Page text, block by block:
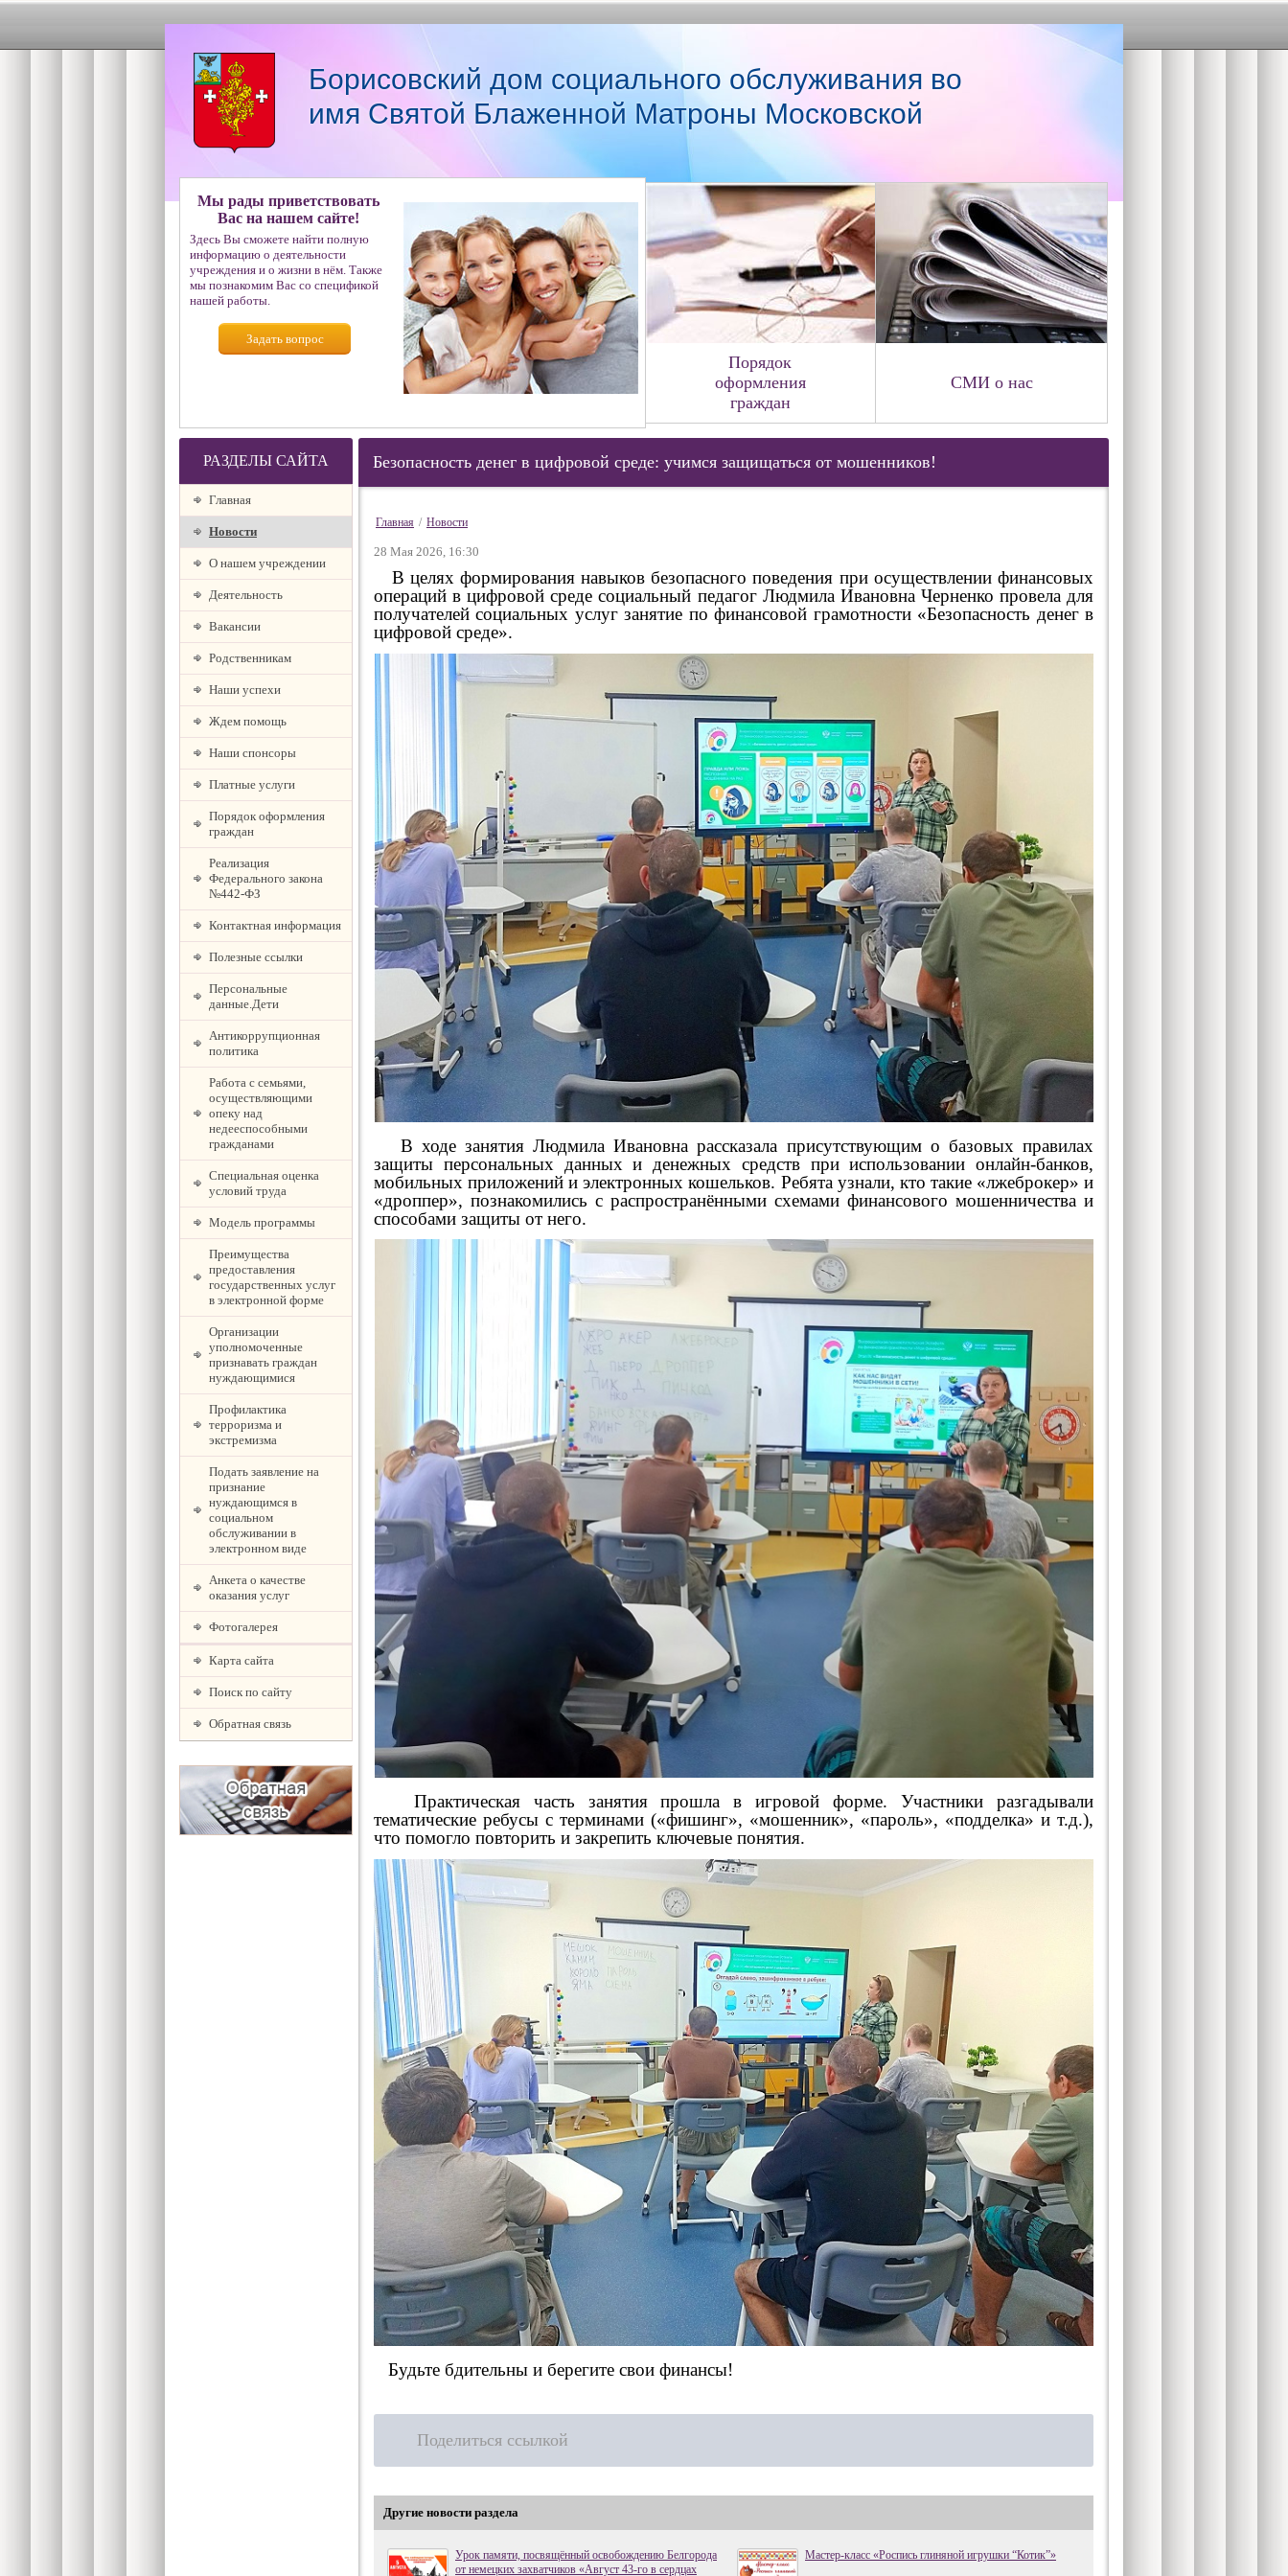
Борисовский дом социального обслуживания во
имя Святой Блаженной Матроны Московской
Мы рады приветствовать
Вас на нашем сайте!
Здесь Вы сможете найти полную
информацию о деятельности
учреждения и о жизни в нём. Также
мы познакомим Вас со спецификой
нашей работы.
Задать вопрос
Порядок
оформления
граждан
СМИ о нас
РАЗДЕЛЫ САЙТА
Главная
Новости
О нашем учреждении
Деятельность
Вакансии
Родственникам
Наши успехи
Ждем помощь
Наши спонсоры
Платные услуги
Порядок оформления
граждан
Реализация
Федерального закона
№442-ФЗ
Контактная информация
Полезные ссылки
Персональные
данные.Дети
Антикоррупционная
политика
Работа с семьями,
осуществляющими
опеку над
недееспособными
гражданами
Специальная оценка
условий труда
Модель программы
Преимущества
предоставления
государственных услуг
в электронной форме
Организации
уполномоченные
признавать граждан
нуждающимися
Профилактика
терроризма и
экстремизма
Подать заявление на
признание
нуждающимся в
социальном
обслуживании в
электронном виде
Анкета о качестве
оказания услуг
Фотогалерея
Карта сайта
Поиск по сайту
Обратная связь
Безопасность денег в цифровой среде: учимся защищаться от мошенников!
Главная / Новости
28 Мая 2026, 16:30
В целях формирования навыков безопасного поведения при осуществлении финансовых
операций в цифровой среде социальный педагог Людмила Ивановна Черненко провела для
получателей социальных услуг занятие по финансовой грамотности «Безопасность денег в
цифровой среде».
В ходе занятия Людмила Ивановна рассказала присутствующим о базовых правилах
защиты персональных данных и денежных средств при использовании онлайн‑банков,
мобильных приложений и электронных кошельков. Ребята узнали, кто такие «лжеброкер» и
«дроппер», познакомились с распространёнными схемами финансового мошенничества и
способами защиты от него.
Практическая часть занятия прошла в игровой форме. Участники разгадывали
тематические ребусы с терминами («фишинг», «мошенник», «пароль», «подделка» и т.д.),
что помогло повторить и закрепить ключевые понятия.
Будьте бдительны и берегите свои финансы!
Поделиться ссылкой
Другие новости раздела
Урок памяти, посвящённый освобождению Белгорода
от немецких захватчиков «Август 43-го в сердцах
Мастер-класс «Роспись глиняной игрушки “Котик”»